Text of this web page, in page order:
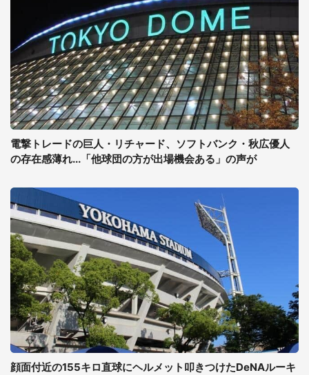
電撃トレードの巨人・リチャード、ソフトバンク・秋広優人
の存在感薄れ...「他球団の方が出場機会ある」の声が
顔面付近の155キロ直球にヘルメット叩きつけたDeNAルーキ